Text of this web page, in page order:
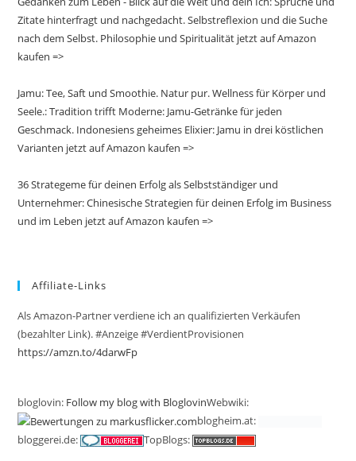
Zitate hinterfragt und nachgedacht. Selbstreflexion und die Suche
nach dem Selbst. Philosophie und Spiritualität jetzt auf Amazon
kaufen =>
Jamu: Tee, Saft und Smoothie. Natur pur. Wellness für Körper und
Seele.: Tradition trifft Moderne: Jamu-Getränke für jeden
Geschmack. Indonesiens geheimes Elixier: Jamu in drei köstlichen
Varianten jetzt auf Amazon kaufen =>
36 Strategeme für deinen Erfolg als Selbstständiger und
Unternehmer: Chinesische Strategien für deinen Erfolg im Business
und im Leben jetzt auf Amazon kaufen =>
Affiliate-Links
Als Amazon-Partner verdiene ich an qualifizierten Verkäufen
(bezahlter Link). #Anzeige #VerdientProvisionen
https://amzn.to/4darwFp
bloglovin: Follow my blog with BloglovinWebwiki:
blogheim.at:
bloggerei.de:
TopBlogs: